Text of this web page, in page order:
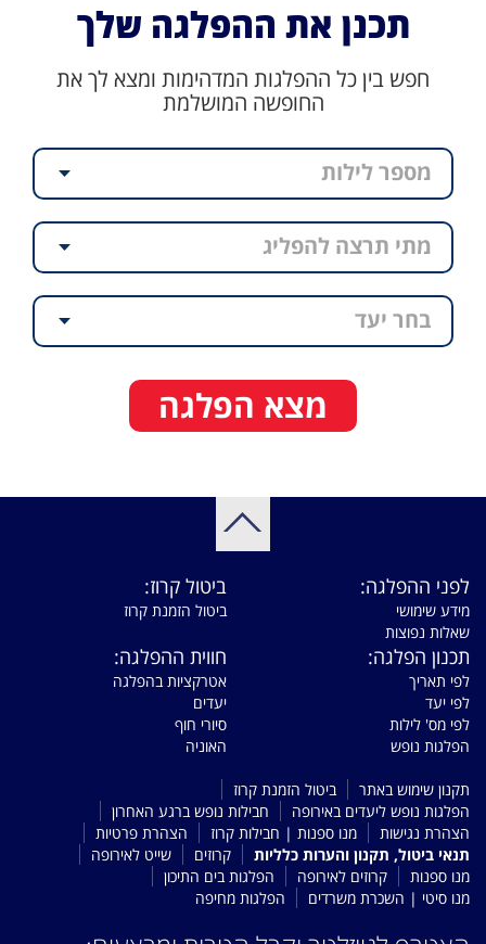
תכנן את ההפלגה שלך
חפש בין כל ההפלגות המדהימות ומצא לך את
החופשה המושלמת
מספר לילות
מתי תרצה להפליג
בחר יעד
מצא הפלגה
לפני ההפלגה:
מידע שימושי
שאלות נפוצות
ביטול קרוז:
ביטול הזמנת קרוז
תכנון הפלגה:
לפי תאריך
לפי יעד
לפי מס' לילות
הפלגות נופש
חווית ההפלגה:
אטרקציות בהפלגה
יעדים
סיורי חוף
האוניה
תקנון שימוש באתר
ביטול הזמנת קרוז
הפלגות נופש ליעדים באירופה
חבילות נופש ברגע האחרון
הצהרת נגישות
מנו ספנות | חבילות קרוז
הצהרת פרטיות
תנאי ביטול, תקנון והערות כלליות
קרוזים
שייט לאירופה
מנו ספנות
קרוזים לאירופה
הפלגות בים התיכון
מנו סיטי | השכרת משרדים
הפלגות מחיפה